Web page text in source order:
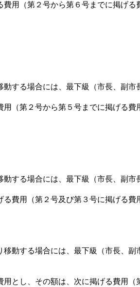
用（第２号から第６号までに掲げる
る場合には、最下級（市長、副市
（第２号から第５号までに掲げる
る場合には、最下級（市長、副市
費用（第２号及び第３号に掲げる
動する場合には、最下級（市長、
とし、その額は、次に掲げる費用